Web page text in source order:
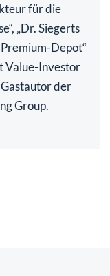
für die
„Dr. Siegerts
Depot“
Value-Investor
der
Group.